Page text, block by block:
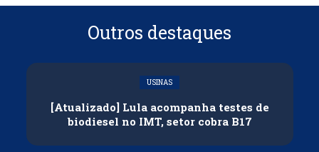
Outros destaques
USINAS
[Atualizado] Lula acompanha testes de
biodiesel no IMT, setor cobra B17